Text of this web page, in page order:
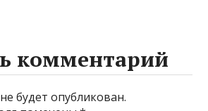
комментарий
будет опубликован.